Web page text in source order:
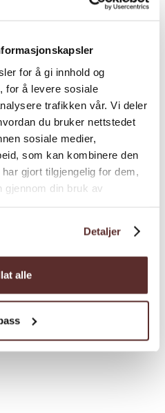
for å gi innhold og
for å levere sosiale
trafikken vår. Vi deler
du bruker nettstedet
sosiale medier,
som kan kombinere den
gjort tilgjengelig for dem,
gjennom din bruk av
Detaljer
alle
Riksveg 48 gegenüber
unterwegs.
”Drei Stiefel” nach